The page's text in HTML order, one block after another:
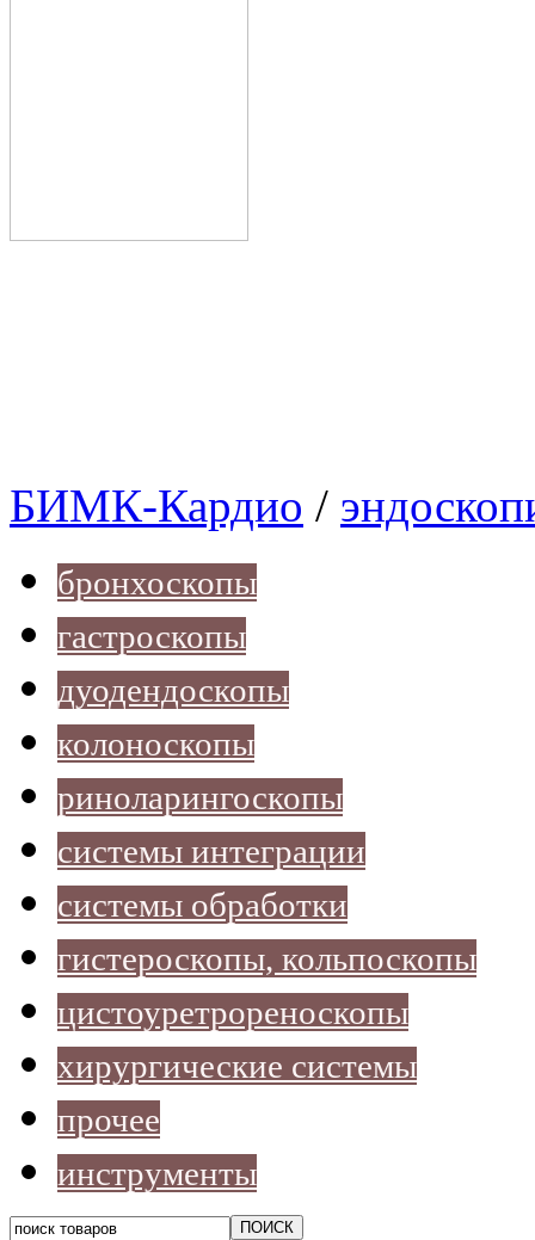
БИМК-Кардио /
бронхоскопы
гастроскопы
дуодендоскопы
колоноскопы
риноларингоскопы
системы интеграции
системы обработки
гистероскопы, кольпоскопы
цистоуретрореноскопы
хирургические системы
прочее
инструменты